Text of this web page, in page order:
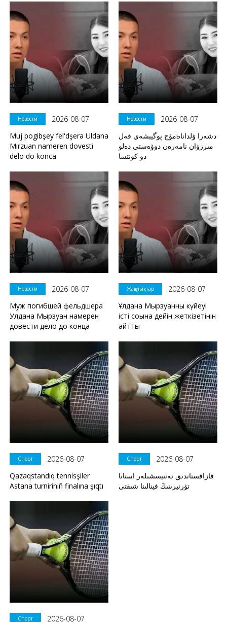
Новости
2026-08-07
Muj pogibşey fel'dşera Uldana
Mırzuan nameren dovesti
delo do konca
Новости
2026-08-07
مۋج پوگيبشەي فەلьدشەرا ۋلدانا
مىرزۋان نامەرەن دوۆەستي دەلو
دو كونتسا
Новости
2026-08-07
Муж погибшей фельдшера
Улдана Мырзуан намерен
довести дело до конца
Жаңалықтар
2026-08-07
Ұлдана Мырзуанның күйеуі
істі соңына дейін жеткізетінін
айтты
Спорт
2026-08-07
Qazaqstandıq tennisşiler
Astana turniriniñ finalına şıqtı
Спорт
2026-08-07
قازاقستاندىق تەننيسشىلەر استانا
تۋرنيرىنىڭ فينالىنا شىقتى
Спорт 2026-08-07